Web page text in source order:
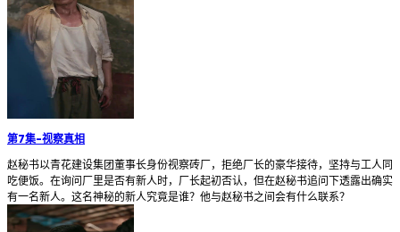
第7集-视察真相
赵秘书以青花建设集团董事长身份视察砖厂，拒绝厂长的豪华接待，坚持与工人同
吃便饭。在询问厂里是否有新人时，厂长起初否认，但在赵秘书追问下透露出确实
有一名新人。这名神秘的新人究竟是谁？他与赵秘书之间会有什么联系？